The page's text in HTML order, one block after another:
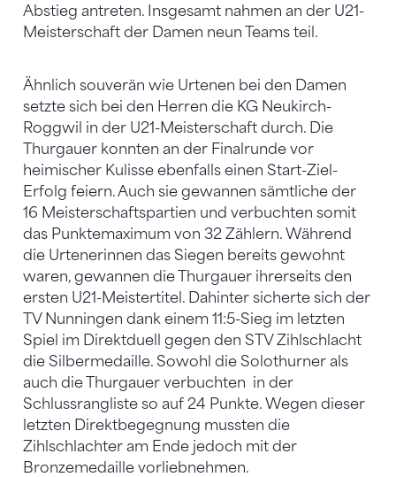
Abstieg antreten. Insgesamt nahmen an der U21-
Meisterschaft der Damen neun Teams teil.
Ähnlich souverän wie Urtenen bei den Damen
setzte sich bei den Herren die KG Neukirch-
Roggwil in der U21-Meisterschaft durch. Die
Thurgauer konnten an der Finalrunde vor
heimischer Kulisse ebenfalls einen Start-Ziel-
Erfolg feiern. Auch sie gewannen sämtliche der
16 Meisterschaftspartien und verbuchten somit
das Punktemaximum von 32 Zählern. Während
die Urtenerinnen das Siegen bereits gewohnt
waren, gewannen die Thurgauer ihrerseits den
ersten U21-Meistertitel. Dahinter sicherte sich der
TV Nunningen dank einem 11:5-Sieg im letzten
Spiel im Direktduell gegen den STV Zihlschlacht
die Silbermedaille. Sowohl die Solothurner als
auch die Thurgauer verbuchten in der
Schlussrangliste so auf 24 Punkte. Wegen dieser
letzten Direktbegegnung mussten die
Zihlschlachter am Ende jedoch mit der
Bronzemedaille vorliebnehmen.